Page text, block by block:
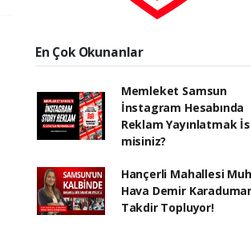
En Çok Okunanlar
Memleket Samsun
İnstagram Hesabında
Reklam Yayınlatmak
misiniz?
Hançerli Mahallesi
Hava Demir
Takdir Topluyor!